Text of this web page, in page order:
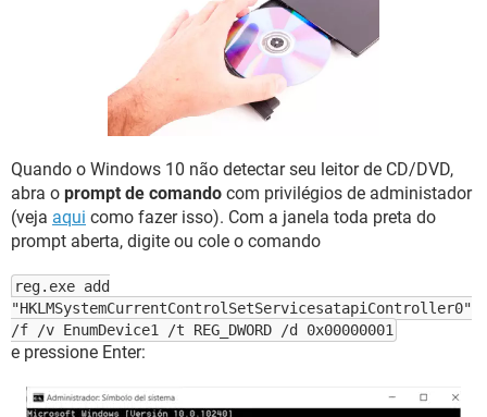
Quando o Windows 10 não detectar seu leitor de CD/DVD,
abra o prompt de comando com privilégios de administador
(veja aqui como fazer isso). Com a janela toda preta do
prompt aberta, digite ou cole o comando
reg.exe add
"HKLMSystemCurrentControlSetServicesatapiController0"
/f /v EnumDevice1 /t REG_DWORD /d 0x00000001
e pressione Enter: